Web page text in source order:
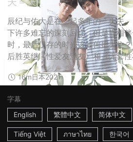
辰纪与佑大是在一起多年的「夫夫
下许多难忘的深刻回忆。但是当相
时，最后仅存的时光该如何把握住
后胜英继《性爱友没友》和《无套
16m日本2021
字幕
English
繁體中文 简体中文
Tiếng Việt ภาษาไทย 한국어